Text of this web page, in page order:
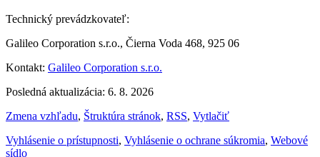
Technický prevádzkovateľ:
Galileo Corporation s.r.o., Čierna Voda 468, 925 06
Kontakt: Galileo Corporation s.r.o.
Posledná aktualizácia: 6. 8. 2026
Zmena vzhľadu, Štruktúra stránok, RSS, Vytlačiť
Vyhlásenie o prístupnosti, Vyhlásenie o ochrane súkromia, Webové
sídlo